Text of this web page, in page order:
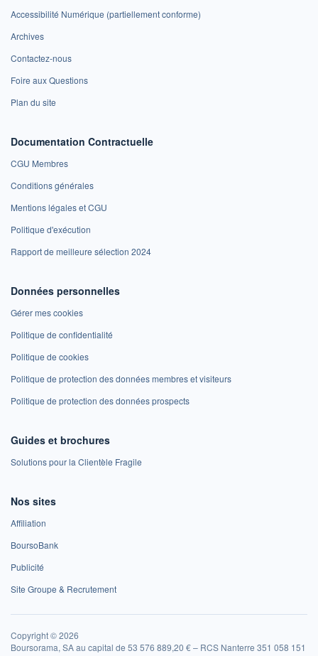
Accessibilité Numérique (partiellement conforme)
Archives
Contactez-nous
Foire aux Questions
Plan du site
Documentation Contractuelle
CGU Membres
Conditions générales
Mentions légales et CGU
Politique d'exécution
Rapport de meilleure sélection 2024
Données personnelles
Gérer mes cookies
Politique de confidentialité
Politique de cookies
Politique de protection des données membres et visiteurs
Politique de protection des données prospects
Guides et brochures
Solutions pour la Clientèle Fragile
Nos sites
Affiliation
BoursoBank
Publicité
Site Groupe & Recrutement
Copyright © 2026
Boursorama, SA au capital de 53 576 889,20 € – RCS Nanterre 351 058 151